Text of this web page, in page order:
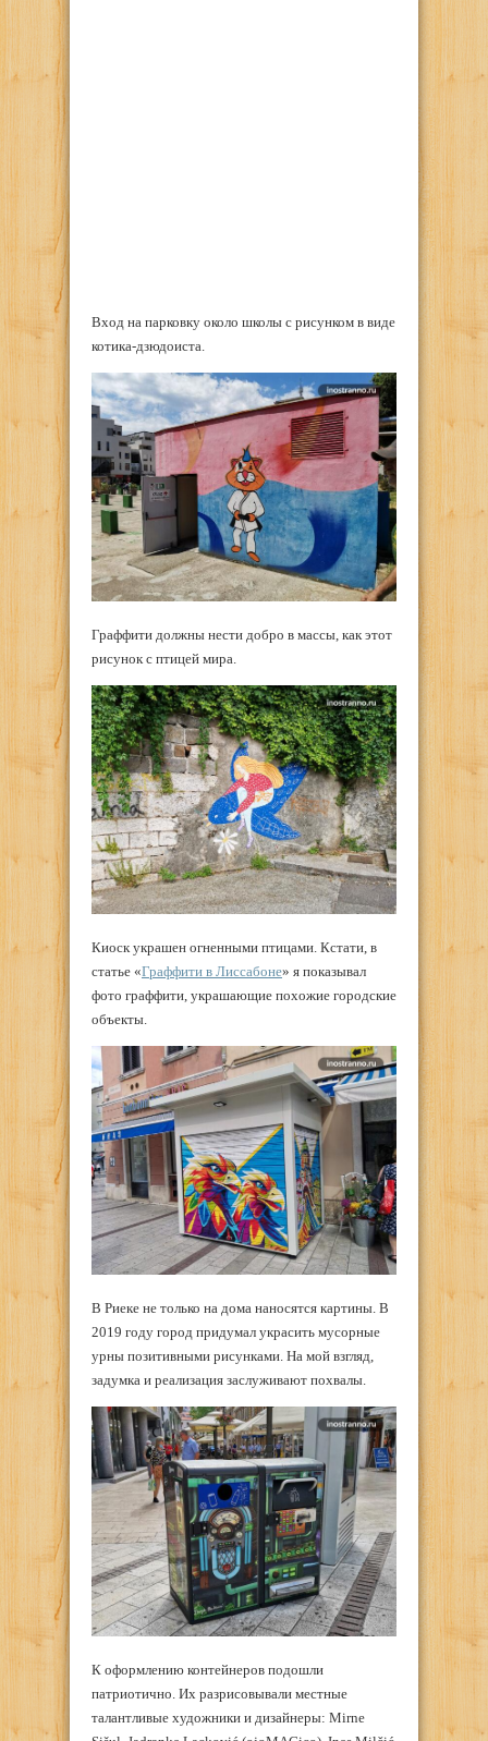
Вход на парковку около школы с рисунком в виде
котика-дзюдоиста.
Граффити должны нести добро в массы, как этот
рисунок с птицей мира.
Киоск украшен огненными птицами. Кстати, в
статье «Граффити в Лиссабоне» я показывал
фото граффити, украшающие похожие городские
объекты.
В Риеке не только на дома наносятся картины. В
2019 году город придумал украсить мусорные
урны позитивными рисунками. На мой взгляд,
задумка и реализация заслуживают похвалы.
К оформлению контейнеров подошли
патриотично. Их разрисовывали местные
талантливые художники и дизайнеры: Mirne